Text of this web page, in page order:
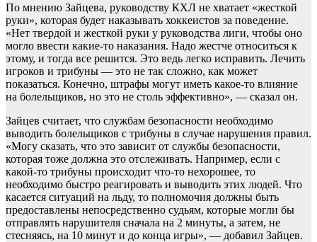
По мнению Зайцева, руководству КХЛ не хватает «жесткой
руки», которая будет наказывать хоккеистов за поведение.
«Нет твердой и жесткой руки у руководства лиги, чтобы оно
могло ввести какие-то наказания. Надо жестче относиться к
этому, и тогда все решится. Это ведь легко исправить. Лечить
игроков и трибуны — это не так сложно, как может
показаться. Конечно, штрафы могут иметь какое-то влияние
на болельщиков, но это не столь эффективно», — сказал он.
Зайцев считает, что службам безопасности необходимо
выводить болельщиков с трибуны в случае нарушения правил.
«Могу сказать, что это зависит от службы безопасности,
которая тоже должна это отслеживать. Например, если с
какой-то трибуны происходит что-то нехорошее, то
необходимо быстро реагировать и выводить этих людей. Что
касается ситуаций на льду, то полномочия должны быть
предоставлены непосредственно судьям, которые могли бы
отправлять нарушителя сначала на 2 минуты, а затем, не
стесняясь, на 10 минут и до конца игры», — добавил Зайцев.